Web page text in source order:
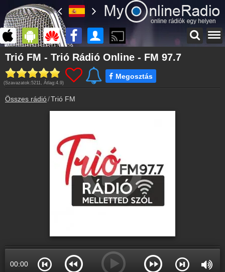
Főoldal
myonlineradio.hu
Bejelentkezés
Hozz létre saját fiókot!
Rádiós partnerek
Rádió beágyazás
Ágyazd be weboldaladba
Online rádió készítés
Készítés lépésről lépésre
Trió FM - Trió Rádió Online - FM 97.7
(Szavazatok:5211, Átlag:4.9)
Megosztás
Összes rádió Trió FM
00:00